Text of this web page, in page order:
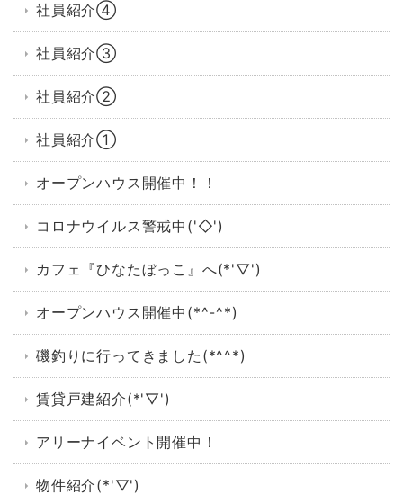
社員紹介④
社員紹介③
社員紹介②
社員紹介①
オープンハウス開催中！！
コロナウイルス警戒中('◇')ゞ
カフェ『ひなたぼっこ』へ(*'▽')
オープンハウス開催中(*^-^*)
磯釣りに行ってきました(*^^*)
賃貸戸建紹介(*'▽')
アリーナイベント開催中！
物件紹介(*'▽')